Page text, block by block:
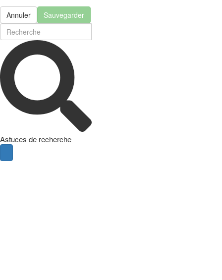
Annuler Sauvegarder
Astuces de recherche